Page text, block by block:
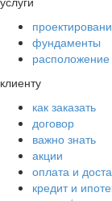
фундаменты
расположение
клиенту
как заказать
договор
важно знать
акции
оплата и
кредит и